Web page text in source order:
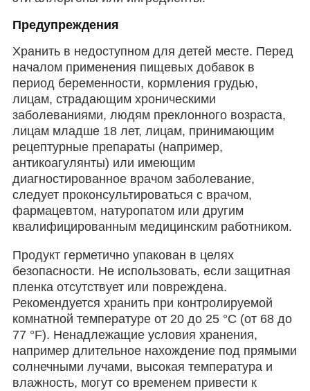
Предупреждения
Хранить в недоступном для детей месте. Перед
началом применения пищевых добавок в
период беременности, кормления грудью,
лицам, страдающим хроническими
заболеваниями, людям преклонного возраста,
лицам младше 18 лет, лицам, принимающим
рецептурные препараты (например,
антикоагулянты) или имеющим
диагностированное врачом заболевание,
следует проконсультироваться с врачом,
фармацевтом, натуропатом или другим
квалифицированным медицинским работником.
Продукт герметично упакован в целях
безопасности. Не использовать, если защитная
пленка отсутствует или повреждена.
Рекомендуется хранить при контролируемой
комнатной температуре от 20 до 25 °C (от 68 до
77 °F). Ненадлежащие условия хранения,
например длительное нахождение под прямыми
солнечными лучами, высокая температура и
влажность, могут со временем привести к